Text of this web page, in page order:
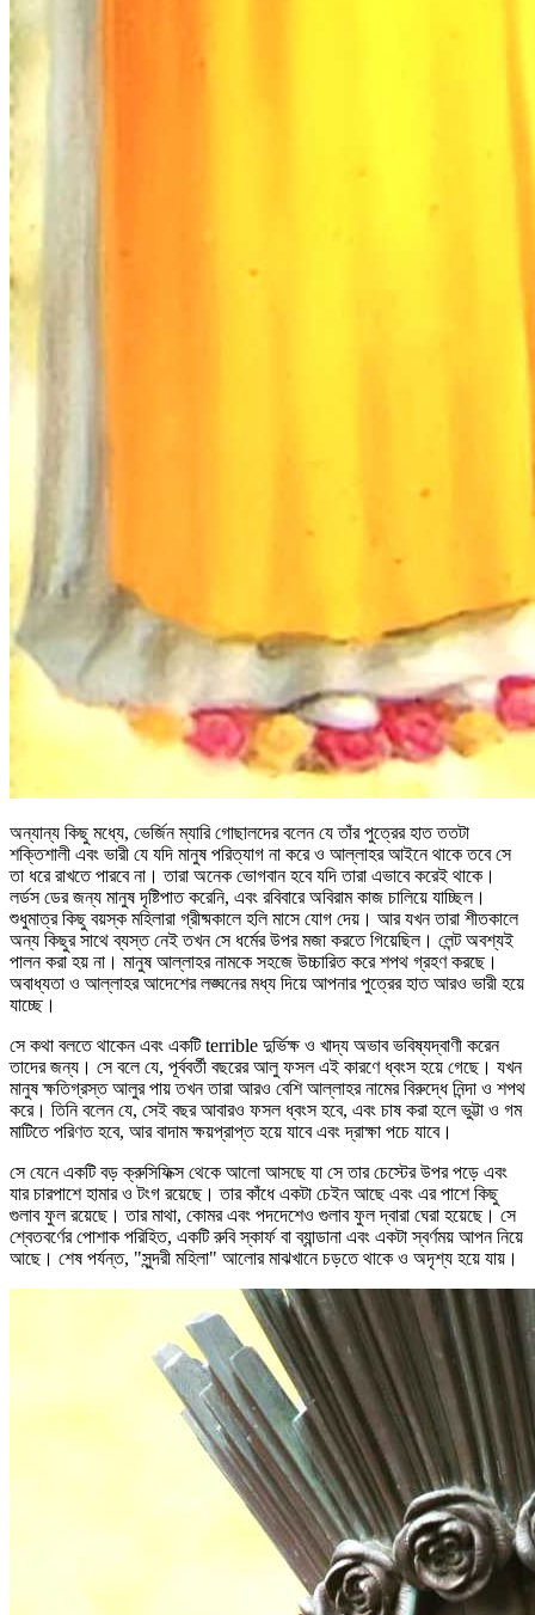
অন্যান্য কিছু মধ্যে, ভের্জিন ম্যারি গোছালদের বলেন যে তাঁর পুত্রের হাত ততটা
শক্তিশালী এবং ভারী যে যদি মানুষ পরিত্যাগ না করে ও আল্লাহর আইনে থাকে তবে সে
তা ধরে রাখতে পারবে না। তারা অনেক ভোগবান হবে যদি তারা এভাবে করেই থাকে।
লর্ডস ডের জন্য মানুষ দৃষ্টিপাত করেনি, এবং রবিবারে অবিরাম কাজ চালিয়ে যাচ্ছিল।
শুধুমাত্র কিছু বয়স্ক মহিলারা গ্রীষ্মকালে হলি মাসে যোগ দেয়। আর যখন তারা শীতকালে
অন্য কিছুর সাথে ব্যস্ত নেই তখন সে ধর্মের উপর মজা করতে গিয়েছিল। লেন্ট অবশ্যই
পালন করা হয় না। মানুষ আল্লাহর নামকে সহজে উচ্চারিত করে শপথ গ্রহণ করছে।
অবাধ্যতা ও আল্লাহর আদেশের লঙ্ঘনের মধ্য দিয়ে আপনার পুত্রের হাত আরও ভারী হয়ে
যাচ্ছে।
সে কথা বলতে থাকেন এবং একটি terrible দুর্ভিক্ষ ও খাদ্য অভাব ভবিষ্যদ্বাণী করেন
তাদের জন্য। সে বলে যে, পূর্ববর্তী বছরের আলু ফসল এই কারণে ধ্বংস হয়ে গেছে। যখন
মানুষ ক্ষতিগ্রস্ত আলুর পায় তখন তারা আরও বেশি আল্লাহর নামের বিরুদ্ধে নিন্দা ও শপথ
করে। তিনি বলেন যে, সেই বছর আবারও ফসল ধ্বংস হবে, এবং চাষ করা হলে ভুট্টা ও গম
মাটিতে পরিণত হবে, আর বাদাম ক্ষয়প্রাপ্ত হয়ে যাবে এবং দ্রাক্ষা পচে যাবে।
সে যেনে একটি বড় ক্রুসিফিক্স থেকে আলো আসছে যা সে তার চেস্টের উপর পড়ে এবং
যার চারপাশে হামার ও টংগ রয়েছে। তার কাঁধে একটা চেইন আছে এবং এর পাশে কিছু
গুলাব ফুল রয়েছে। তার মাথা, কোমর এবং পদদেশেও গুলাব ফুল দ্বারা ঘেরা হয়েছে। সে
শ্বেতবর্ণের পোশাক পরিহিত, একটি রুবি স্কার্ফ বা ব্যান্ডানা এবং একটা স্বর্ণময় আপন নিয়ে
আছে। শেষ পর্যন্ত, "সুন্দরী মহিলা" আলোর মাঝখানে চড়তে থাকে ও অদৃশ্য হয়ে যায়।